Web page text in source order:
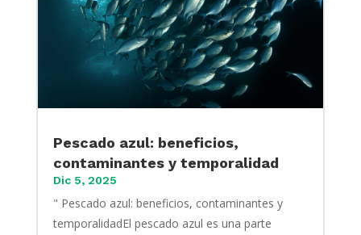
Pescado azul: beneficios,
contaminantes y temporalidad
Dic 5, 2025
" Pescado azul: beneficios, contaminantes y
temporalidadEl pescado azul es una parte